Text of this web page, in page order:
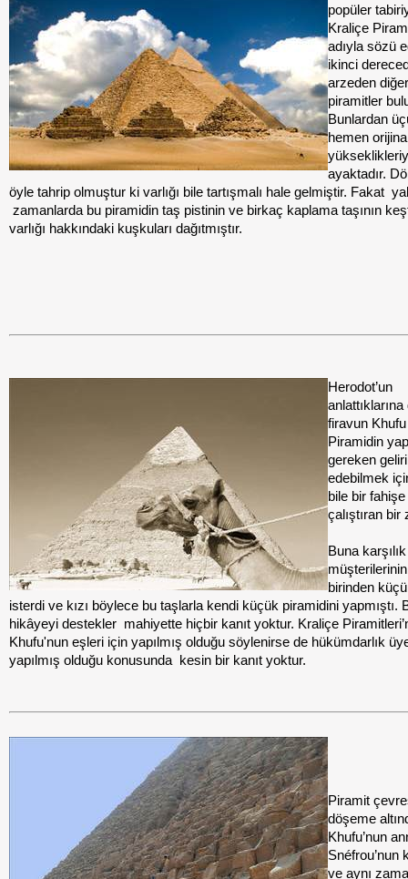
popüler
Kraliçe
adıyla sözü
ikinci
arzeden diğer
piramitler
Bunlardan
hemen
ayaktadır.
öyle tahrip olmuştur ki varlığı bile tartışmalı hale gelmiştir. Fakat
zamanlarda bu piramidin taş pistinin ve birkaç kaplama taşının
varlığı hakkındaki kuşkuları dağıtmıştır.
Herodot’un
firavun
Piramidin
gereken
edebilmek
bile bir
çalıştıran bir
Buna karşılık
birinden
isterdi ve kızı böylece bu taşlarla kendi küçük piramidini yapmıştı.
hikâyeyi destekler mahiyette hiçbir kanıt yoktur. Kraliçe
Khufu'nun eşleri için yapılmış olduğu söylenirse de hükümdarlık
yapılmış olduğu konusunda kesin bir kanıt yoktur.
Piramit
döşeme
Khufu’nun
Snéfrou’nun
ve aynı